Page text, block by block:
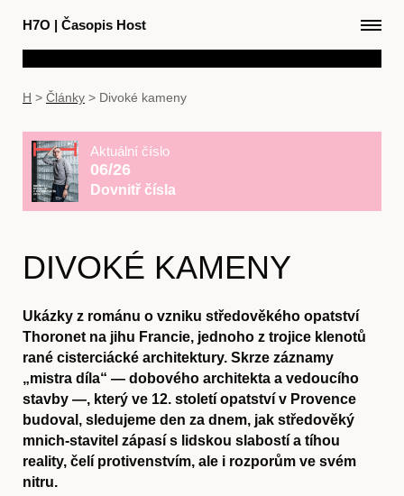
H7O | Časopis Host
H > Články > Divoké kameny
Aktuální číslo
06/26
Dovnitř čísla
DIVOKÉ KAMENY
Ukázky z románu o vzniku středověkého opatství
Thoronet na jihu Francie, jednoho z trojice klenotů
rané cisterciácké architektury. Skrze záznamy
„mistra díla“ — dobového architekta a vedoucího
stavby —, který ve 12. století opatství v Provence
budoval, sledujeme den za dnem, jak středověký
mnich-stavitel zápasí s lidskou slabostí a tíhou
reality, čelí protivenstvím, ale i rozporům ve svém
nitru.